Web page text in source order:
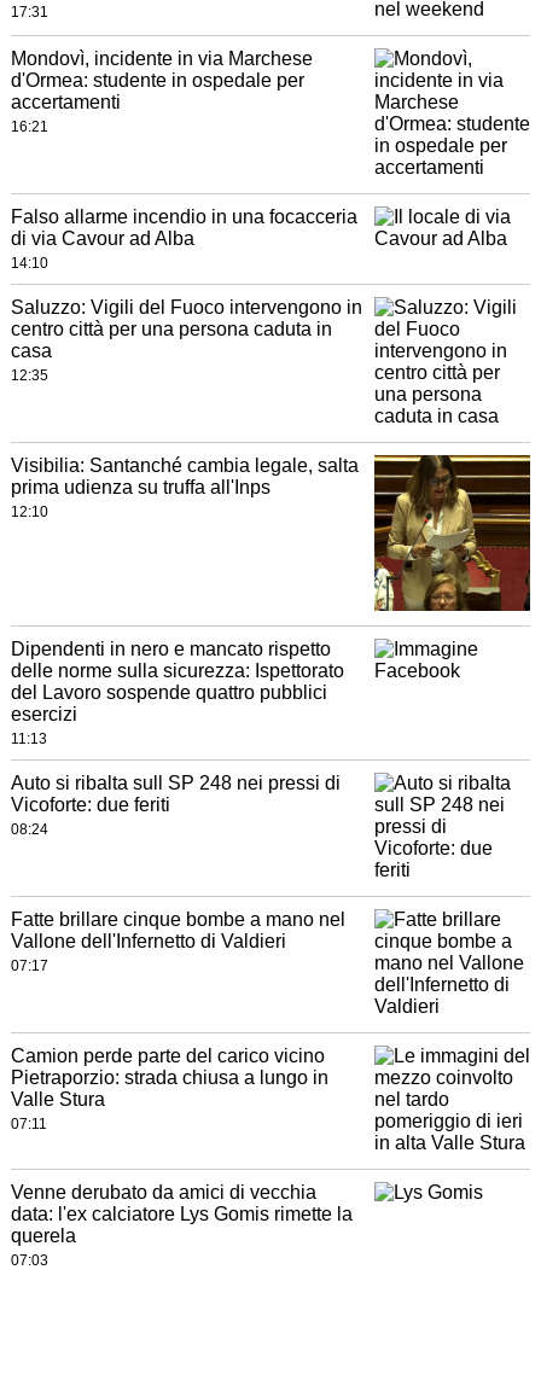
17:31
Mondovì, incidente in via Marchese
d'Ormea: studente in ospedale per
accertamenti
16:21
Falso allarme incendio in una focacceria
di via Cavour ad Alba
14:10
Saluzzo: Vigili del Fuoco intervengono in
centro città per una persona caduta in
casa
12:35
Visibilia: Santanché cambia legale, salta
prima udienza su truffa all'Inps
12:10
Dipendenti in nero e mancato rispetto
delle norme sulla sicurezza: Ispettorato
del Lavoro sospende quattro pubblici
esercizi
11:13
Auto si ribalta sull SP 248 nei pressi di
Vicoforte: due feriti
08:24
Fatte brillare cinque bombe a mano nel
Vallone dell'Infernetto di Valdieri
07:17
Camion perde parte del carico vicino
Pietraporzio: strada chiusa a lungo in
Valle Stura
07:11
Venne derubato da amici di vecchia
data: l'ex calciatore Lys Gomis rimette la
querela
07:03